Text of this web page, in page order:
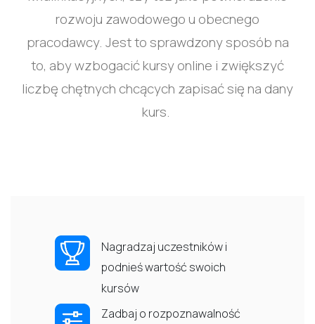
rozwoju zawodowego u obecnego
pracodawcy. Jest to sprawdzony sposób na
to, aby wzbogacić kursy online i zwiększyć
liczbę chętnych chcących zapisać się na dany
kurs.
Nagradzaj uczestników i
podnieś wartość swoich
kursów
Zadbaj o rozpoznawalność